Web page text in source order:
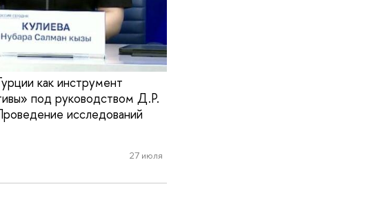
как инструмент
под руководством Д.Р.
исследований
27 июля